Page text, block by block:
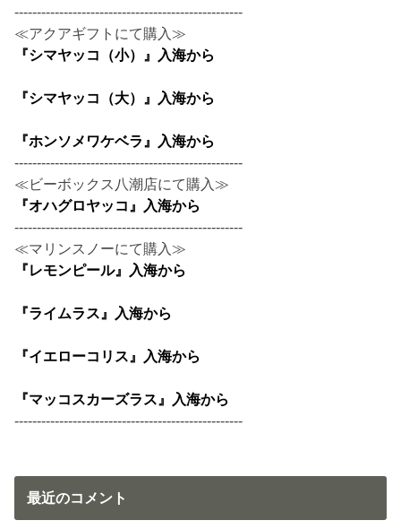
---------------------------------------------------
≪アクアギフトにて購入≫
『シマヤッコ（小）』入海から
『シマヤッコ（大）』入海から
『ホンソメワケベラ』入海から
---------------------------------------------------
≪ビーボックス八潮店にて購入≫
『オハグロヤッコ』入海から
---------------------------------------------------
≪マリンスノーにて購入≫
『レモンピール』入海から
『ライムラス』入海から
『イエローコリス』入海から
『マッコスカーズラス』入海から
---------------------------------------------------
最近のコメント